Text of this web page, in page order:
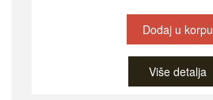
Dodaj u korpu
Više detalja